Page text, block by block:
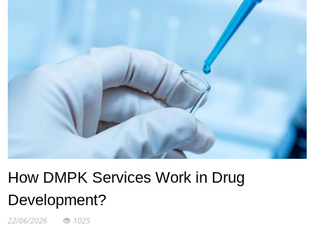
How DMPK Services Work in Drug
Development?
22/06/2026 1025